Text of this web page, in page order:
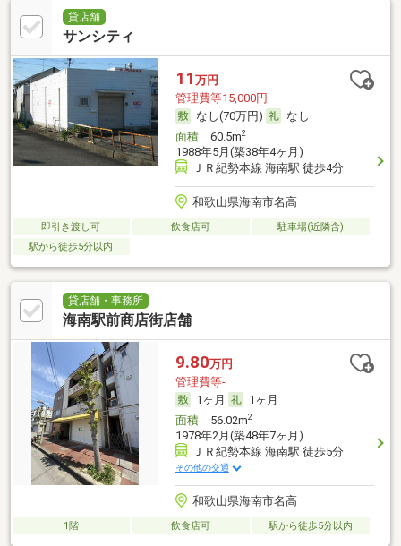
貸店舗
サンシティ
11 万円
管理費等15,000円
なし(70万円)
なし
面積60.5m2
1988年5月(築38年4ヶ月)
ＪＲ紀勢本線 海南駅 徒歩4分
和歌山県海南市名高
即引き渡し可 飲食店可
駐車場(近隣含)
駅から徒歩5分以内
貸店舗・事務所
海南駅前商店街店舗
9.80万円
管理費等-
1ヶ月
1ヶ月
面積56.02m2
1978年2月(築48年7ヶ月)
ＪＲ紀勢本線 海南駅 徒歩5分
その他の交通
和歌山県海南市名高
1階 飲食店可 駅から徒歩5分以内